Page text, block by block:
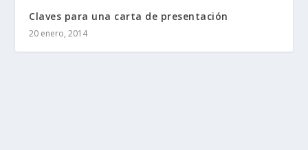
Claves para una carta de presentación
20 enero, 2014